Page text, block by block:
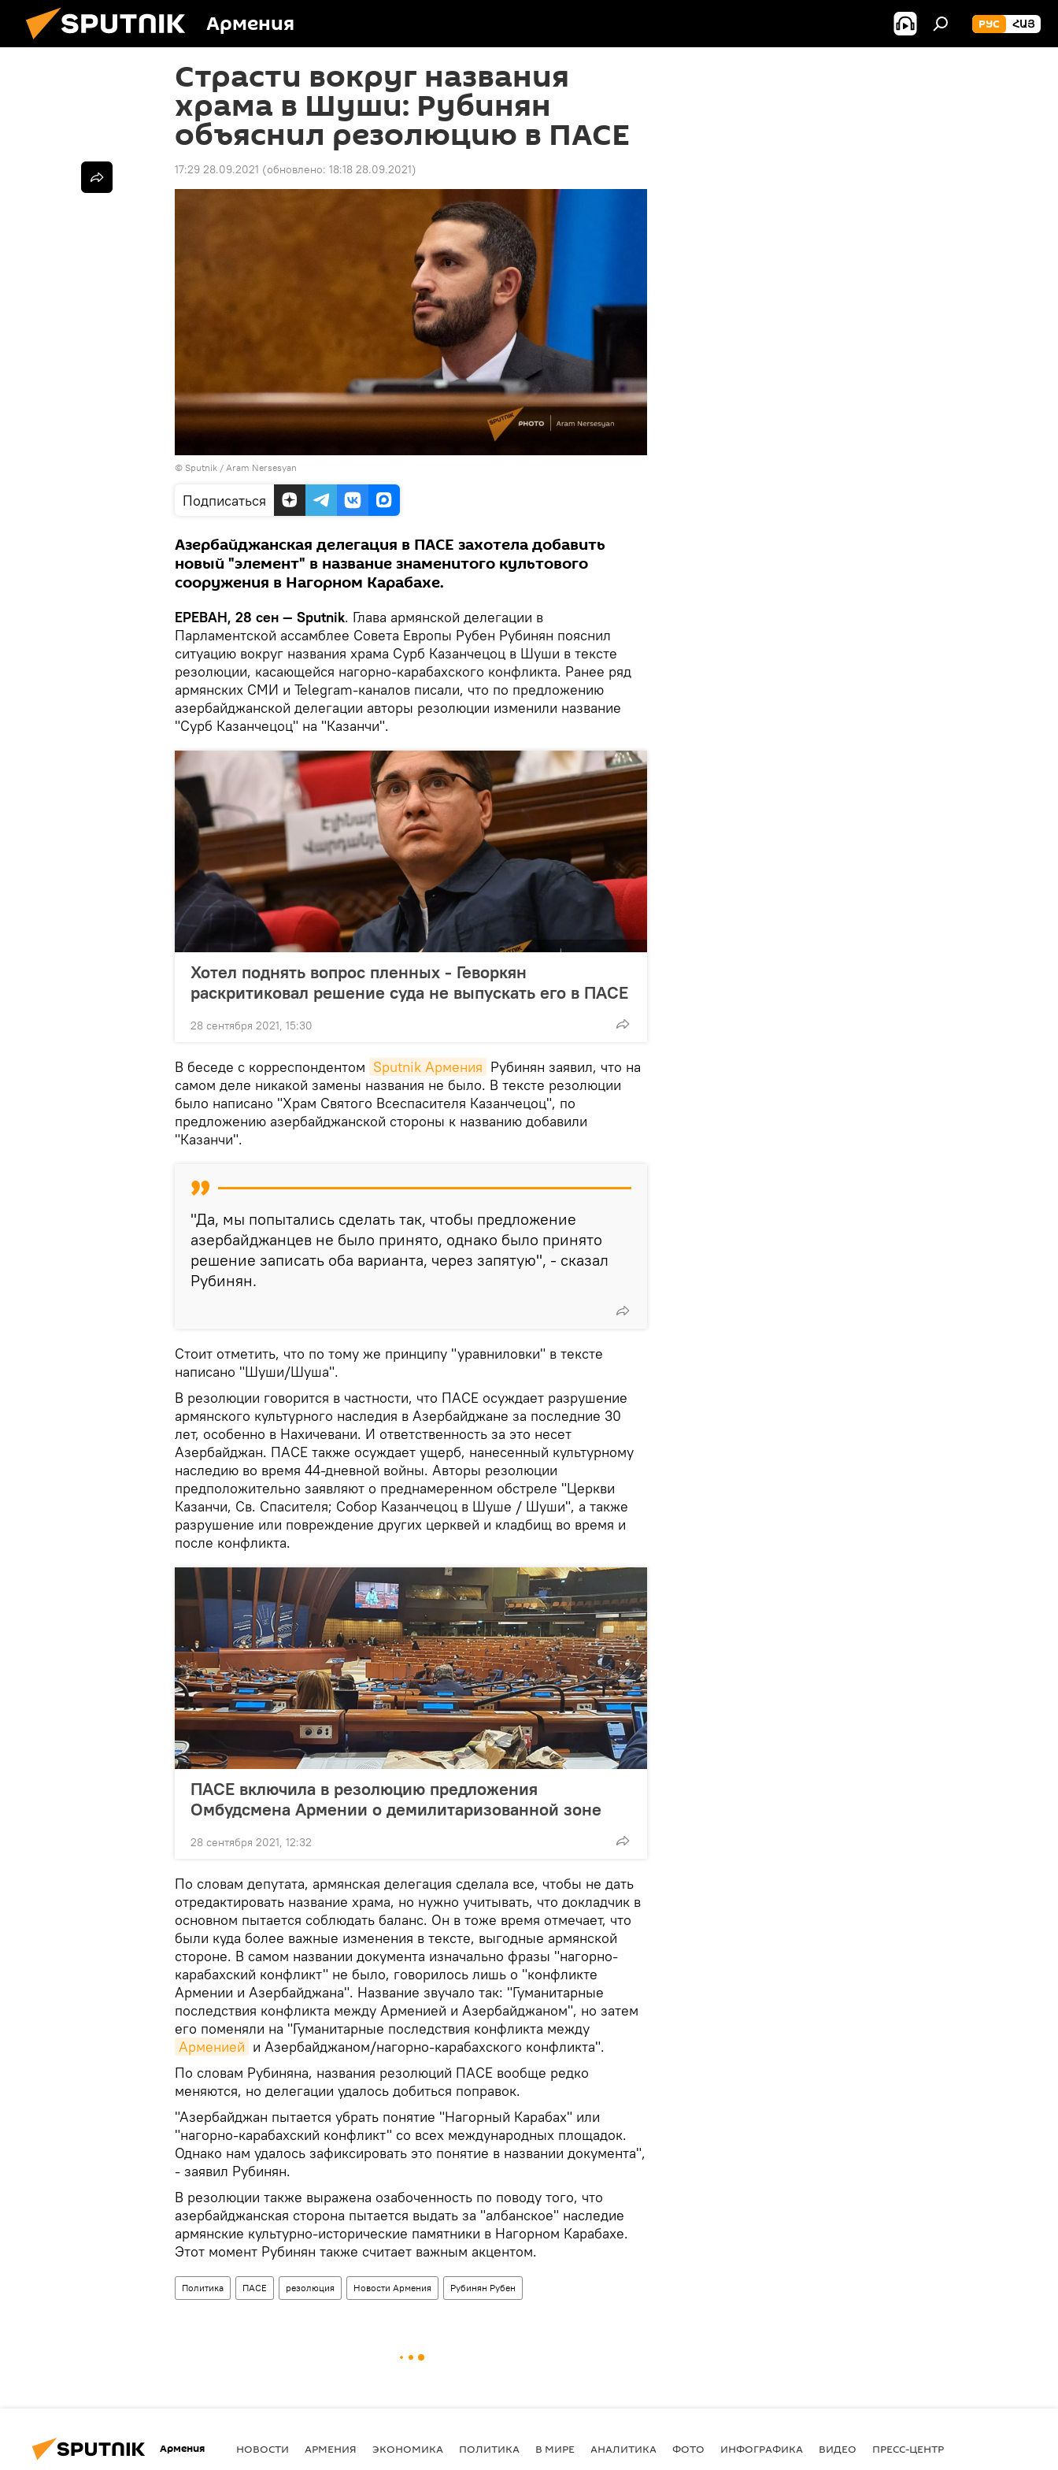
Армения РУС ՀԱՅ
Страсти вокруг названия
храма в Шуши: Рубинян
объяснил резолюцию в ПАСЕ
17:29 28.09.2021 (обновлено: 18:18 28.09.2021)
© Sputnik / Aram Nersesyan
Подписаться
Азербайджанская делегация в ПАСЕ захотела добавить
новый "элемент" в название знаменитого культового
сооружения в Нагорном Карабахе.
ЕРЕВАН, 28 сен — Sputnik. Глава армянской делегации в
Парламентской ассамблее Совета Европы Рубен Рубинян пояснил
ситуацию вокруг названия храма Сурб Казанчецоц в Шуши в тексте
резолюции, касающейся нагорно-карабахского конфликта. Ранее ряд
армянских СМИ и Telegram-каналов писали, что по предложению
азербайджанской делегации авторы резолюции изменили название
"Сурб Казанчецоц" на "Казанчи".
Хотел поднять вопрос пленных - Геворкян
раскритиковал решение суда не выпускать его в ПАСЕ
28 сентября 2021, 15:30
В беседе с корреспондентом Sputnik Армения Рубинян заявил, что на
самом деле никакой замены названия не было. В тексте резолюции
было написано "Храм Святого Всеспасителя Казанчецоц", по
предложению азербайджанской стороны к названию добавили
"Казанчи".
"Да, мы попытались сделать так, чтобы предложение
азербайджанцев не было принято, однако было принято
решение записать оба варианта, через запятую", - сказал
Рубинян.
Стоит отметить, что по тому же принципу "уравниловки" в тексте
написано "Шуши/Шуша".
В резолюции говорится в частности, что ПАСЕ осуждает разрушение
армянского культурного наследия в Азербайджане за последние 30
лет, особенно в Нахичевани. И ответственность за это несет
Азербайджан. ПАСЕ также осуждает ущерб, нанесенный культурному
наследию во время 44-дневной войны. Авторы резолюции
предположительно заявляют о преднамеренном обстреле "Церкви
Казанчи, Св. Спасителя; Собор Казанчецоц в Шуше / Шуши", а также
разрушение или повреждение других церквей и кладбищ во время и
после конфликта.
ПАСЕ включила в резолюцию предложения
Омбудсмена Армении о демилитаризованной зоне
28 сентября 2021, 12:32
По словам депутата, армянская делегация сделала все, чтобы не дать
отредактировать название храма, но нужно учитывать, что докладчик в
основном пытается соблюдать баланс. Он в тоже время отмечает, что
были куда более важные изменения в тексте, выгодные армянской
стороне. В самом названии документа изначально фразы "нагорно-
карабахский конфликт" не было, говорилось лишь о "конфликте
Армении и Азербайджана". Название звучало так: "Гуманитарные
последствия конфликта между Арменией и Азербайджаном", но затем
его поменяли на "Гуманитарные последствия конфликта между
Арменией и Азербайджаном/нагорно-карабахского конфликта".
По словам Рубиняна, названия резолюций ПАСЕ вообще редко
меняются, но делегации удалось добиться поправок.
"Азербайджан пытается убрать понятие "Нагорный Карабах" или
"нагорно-карабахский конфликт" со всех международных площадок.
Однако нам удалось зафиксировать это понятие в названии документа",
- заявил Рубинян.
В резолюции также выражена озабоченность по поводу того, что
азербайджанская сторона пытается выдать за "албанское" наследие
армянские культурно-исторические памятники в Нагорном Карабахе.
Этот момент Рубинян также считает важным акцентом.
Политика ПАСЕ резолюция Новости Армения Рубинян Рубен
Армения НОВОСТИ АРМЕНИЯ ЭКОНОМИКА ПОЛИТИКА В МИРЕ АНАЛИТИКА ФОТО ИНФОГРАФИКА ВИДЕО ПРЕСС-ЦЕНТР